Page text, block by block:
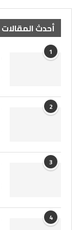
أحدث المقالات
1
2
3
4